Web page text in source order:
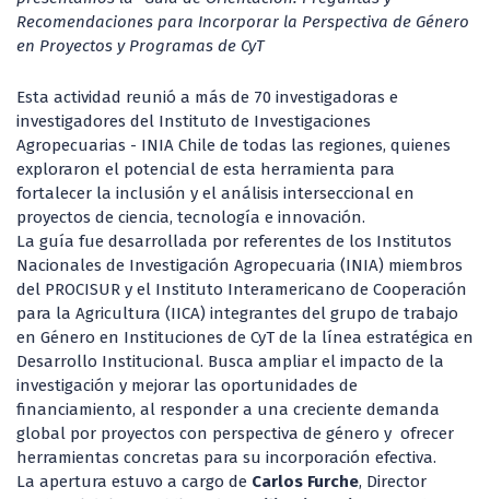
Recomendaciones para Incorporar la Perspectiva de Género
en Proyectos y Programas de CyT
Esta actividad reunió a más de 70 investigadoras e
investigadores del Instituto de Investigaciones
Agropecuarias - INIA Chile de todas las regiones, quienes
exploraron el potencial de esta herramienta para
fortalecer la inclusión y el análisis interseccional en
proyectos de ciencia, tecnología e innovación.
La guía fue desarrollada por referentes de los Institutos
Nacionales de Investigación Agropecuaria (INIA) miembros
del PROCISUR y el Instituto Interamericano de Cooperación
para la Agricultura (IICA) integrantes del grupo de trabajo
en Género en Instituciones de CyT de la línea estratégica en
Desarrollo Institucional. Busca ampliar el impacto de la
investigación y mejorar las oportunidades de
financiamiento, al responder a una creciente demanda
global por proyectos con perspectiva de género y ofrecer
herramientas concretas para su incorporación efectiva.
La apertura estuvo a cargo de Carlos Furche, Director